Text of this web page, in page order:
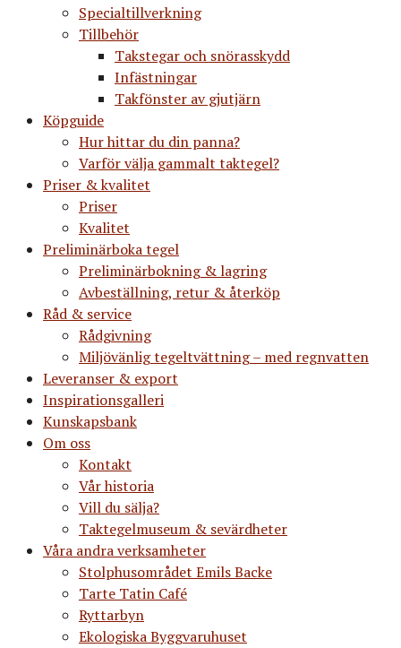
Specialtillverkning
Tillbehör
Takstegar och snörasskydd
Infästningar
Takfönster av gjutjärn
Köpguide
Hur hittar du din panna?
Varför välja gammalt taktegel?
Priser & kvalitet
Priser
Kvalitet
Preliminärboka tegel
Preliminärbokning & lagring
Avbeställning, retur & återköp
Råd & service
Rådgivning
Miljövänlig tegeltvättning – med regnvatten
Leveranser & export
Inspirationsgalleri
Kunskapsbank
Om oss
Kontakt
Vår historia
Vill du sälja?
Taktegelmuseum & sevärdheter
Våra andra verksamheter
Stolphusområdet Emils Backe
Tarte Tatin Café
Ryttarbyn
Ekologiska Byggvaruhuset